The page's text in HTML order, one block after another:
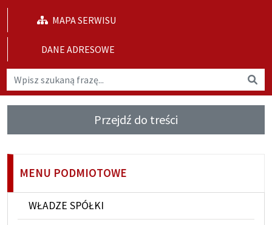
MAPA SERWISU
DANE ADRESOWE
Wyszukaj na stronie
Przejdź do treści
MENU PODMIOTOWE
WŁADZE SPÓŁKI